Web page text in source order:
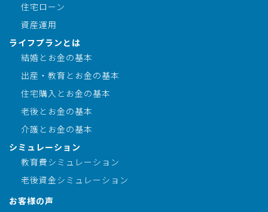
住宅ローン
資産運用
ライフプランとは
結婚とお金の基本
出産・教育とお金の基本
住宅購入とお金の基本
老後とお金の基本
介護とお金の基本
シミュレーション
教育費シミュレーション
老後資金シミュレーション
お客様の声